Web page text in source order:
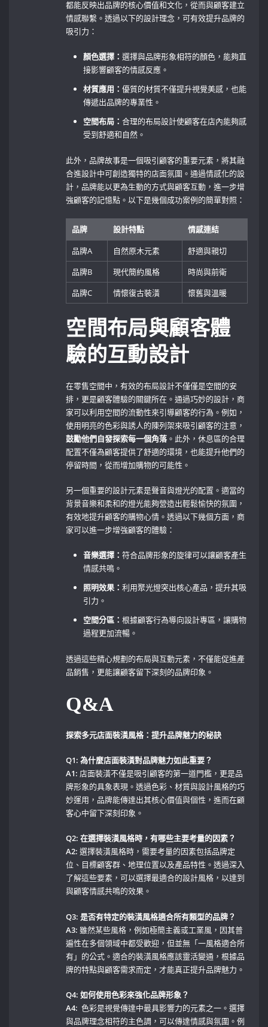
都能反映出品牌的核心價值和文化，從而與顧客建立
情感聯繫。透過以下的設計理念，可有效提升品牌的
吸引力：
顏色選擇：選擇與品牌形象相符的顏色，能夠直
接影響顧客的情感反應。
材質應用：優質的材質不僅提升視覺美感，也能
傳遞出品牌的專業性。
空間布局：合理的布局設計使顧客在店內能夠感
受到舒適和自然。
此外，品牌故事是一個吸引顧客的重要元素，將其融
合進設計中可創造獨特的店面氛圍。通過情感化的設
計，品牌能以更為生動的方式與顧客互動，進一步增
強顧客的記憶點。以下是幾個成功案例的簡單對照：
品牌 設計特點
情感連結
品牌A
自然原木元素
舒適與親切
品牌B
現代簡約風格
時尚與前衛
品牌C
情懷復古裝潢 懷舊與溫暖
空間布局與顧客體
驗的互動設計
在零售空間中，有效的布局設計不僅僅是空間的安
排，更是顧客體驗的關鍵所在。通過巧妙的設計，商
家可以利用空間的流動性來引導顧客的行為。例如，
使用明亮的色彩與誘人的陳列架來吸引顧客的注意，
鼓勵他們自發探索每一個角落 。此外，休息區的合理
配置不僅為顧客提供了舒適的環境，也能提升他們的
停留時間，從而增加購物的可能性。
另一個重要的設計元素是聲音與燈光的配置。適當的
背景音樂和柔和的燈光能夠營造出輕鬆愉快的氛圍，
有效地提升顧客的購物心情。透過以下幾個方面，商
家可以進一步增強顧客的體驗：
音樂選擇：符合品牌形象的旋律可以讓顧客產生
情感共鳴。
照明效果：利用聚光燈突出核心產品，提升其吸
引力。
空間分區：根據顧客行為導向設計專區，讓購物
過程更加流暢。
透過這些精心規劃的布局與互動元素，不僅能促進產
品銷售，更能讓顧客留下深刻的品牌印象。
Q&A
探索多元店面裝潢風格：提升品牌魅力的秘訣
Q1:‌ 為什麼店面裝潢對品牌魅力如此重要？
A1: 店面裝潢不僅是吸引顧客的第一道門檻，更是品
牌形象的具象表現。透過色彩、材質與設計風格的巧
妙運用，品牌能傳達出其核心價值與個性，進而在顧
客心中留下深刻印象。
Q2: 在選擇裝潢風格時，有哪些主要考量的因素？
A2: ⁢選擇裝潢風格時，需要考量的因素包括品牌定
位、目標顧客群、地理位置以及產品特性。透過深入
了解這些要素，可以選擇最適合的設計風格，以達到
與顧客情感共鳴的效果。
Q3: 是否有特定的裝潢風格適合所有類型的品牌？
A3: 雖然某些風格，例如極簡主義或工業風，因其普
遍性在多個領域中都受歡迎，但並無「一風格適合所
有」的公式。適合的裝潢風格應該靈活變通，根據品
牌的特點與顧客需求而定，才能真正提升品牌魅力。
Q4: 如何使用色彩來強化品牌形象？
A4: ⁣ 色彩是視覺傳達中最具影響力的元素之一。選擇
與品牌理念相符的主色調，可以傳達情感與氛圍。例